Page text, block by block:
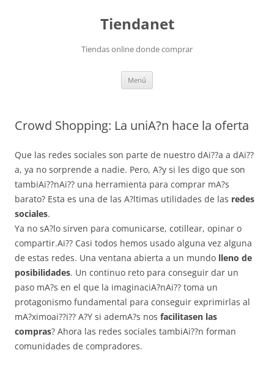
Tiendanet
Tiendas online donde comprar
Menú
Crowd Shopping: La uniA?n hace la oferta
Que las redes sociales son parte de nuestro dAi??a a dAi??
a, ya no sorprende a nadie. Pero, A?y si les digo que son
tambiAi??nAi?? una herramienta para comprar mA?s
barato? Esta es una de las A?ltimas utilidades de las redes
sociales.
Ya no sA?lo sirven para comunicarse, cotillear, opinar o
compartir.Ai?? Casi todos hemos usado alguna vez alguna
de estas redes. Una ventana abierta a un mundo lleno de
posibilidades. Un continuo reto para conseguir dar un
paso mA?s en el que la imaginaciA?nAi?? toma un
protagonismo fundamental para conseguir exprimirlas al
mA?ximoai??i?? A?Y si ademA?s nos facilitasen las
compras? Ahora las redes sociales tambiAi??n forman
comunidades de compradores.